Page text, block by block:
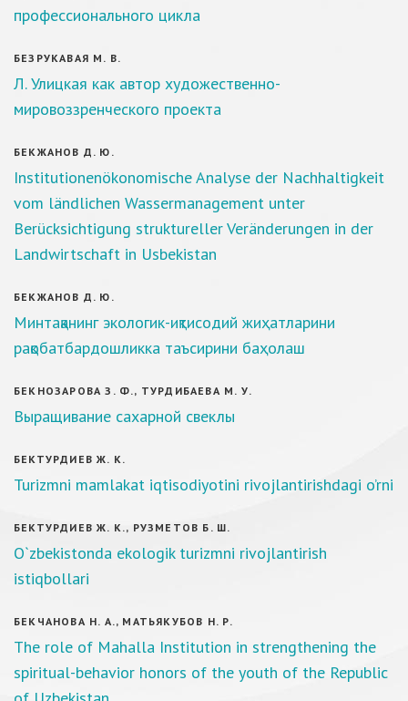
профессионального цикла
БЕЗРУКАВАЯ М. В.
Л. Улицкая как автор художественно-
мировоззренческого проекта
БЕКЖАНОВ Д. Ю.
Institutionenökonomische Analyse der Nachhaltigkeit
vom ländlichen Wassermanagement unter
Berücksichtigung struktureller Veränderungen in der
Landwirtschaft in Usbekistan
БЕКЖАНОВ Д. Ю.
Минтақанинг экологик-иқтисодий жиҳатларини
рақобатбардошликка таъсирини баҳолаш
БЕКНОЗАРОВА З. Ф., ТУРДИБАЕВА М. У.
Выращивание сахарной свеклы
БЕКТУРДИЕВ Ж. К.
Turizmni mamlakat iqtisodiyotini rivojlantirishdagi o’rni
БЕКТУРДИЕВ Ж. К., РУЗМЕТОВ Б. Ш.
О`zbekistonda ekologik turizmni rivojlantirish
istiqbollari
БЕКЧАНОВА Н. А., МАТЬЯКУБОВ Н. Р.
The role of Mahalla Institution in strengthening the
spiritual-behavior honors of the youth of the Republic